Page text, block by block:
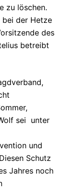
zu löschen.
bei der Hetze
des
betreibt
sei unter
und
Schutz
Jahres noch